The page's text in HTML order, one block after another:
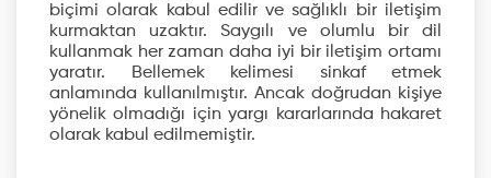
biçimi olarak kabul edilir ve sağlıklı bir iletişim
kurmaktan uzaktır. Saygılı ve olumlu bir dil
kullanmak her zaman daha iyi bir iletişim ortamı
yaratır. Bellemek kelimesi sinkaf etmek
anlamında kullanılmıştır. Ancak doğrudan kişiye
yönelik olmadığı için yargı kararlarında hakaret
olarak kabul edilmemiştir.